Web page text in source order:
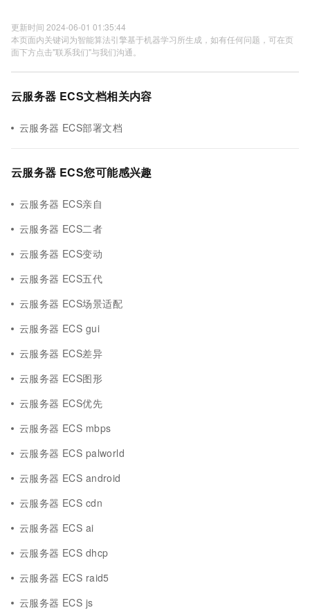
更新时间 2024-06-01 01:35:44
本页面内关键词为智能算法引擎基于机器学习所生成，如有任何问题，可在页
面下方点击"联系我们"与我们沟通。
云服务器 ECS文档相关内容
云服务器 ECS部署文档
云服务器 ECS您可能感兴趣
云服务器 ECS亲自
云服务器 ECS二者
云服务器 ECS变动
云服务器 ECS五代
云服务器 ECS场景适配
云服务器 ECS gui
云服务器 ECS差异
云服务器 ECS图形
云服务器 ECS优先
云服务器 ECS mbps
云服务器 ECS palworld
云服务器 ECS android
云服务器 ECS cdn
云服务器 ECS ai
云服务器 ECS dhcp
云服务器 ECS raid5
云服务器 ECS js